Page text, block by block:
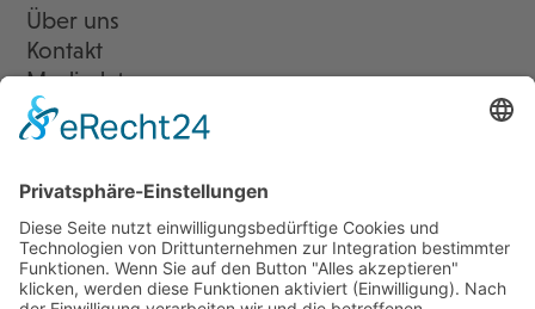
Über uns
Kontakt
Mediadaten
Newsletter
LogIn
Legal
Impressum
Datenschutzerklärung